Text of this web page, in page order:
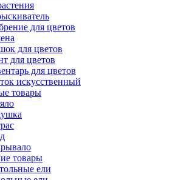
для цветов
для цветов
для цветов
для цветов
искусственный
товары
товары
ели